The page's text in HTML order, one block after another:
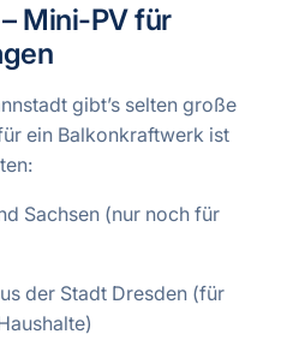
Mini-PV für
gibt’s selten große
ein Balkonkraftwerk ist
Sachsen (nur noch für
der Stadt Dresden (für